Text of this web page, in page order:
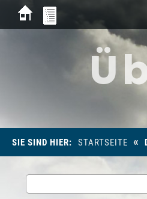
SIE SIND HIER: STARTSEITE «